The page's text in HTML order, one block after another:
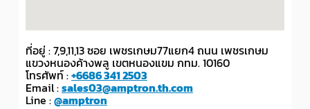
ที่อยู่ : 7,9,11,13 ซอย เพชรเกษม77แยก4 ถนน เพชรเกษม
แขวงหนองค้างพลู เขตหนองแขม กทม. 10160
โทรศัพท์ :+6686 341 2503
Email :sales03@amptron.th.com
Line :@amptron